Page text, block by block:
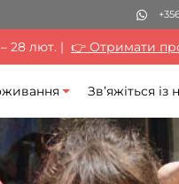
28 лют. | 👉 Отримати
Зв’яжіться із